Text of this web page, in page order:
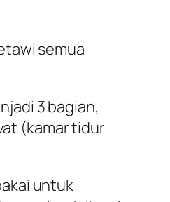
semua
3 bagian,
(kamar tidur
untuk